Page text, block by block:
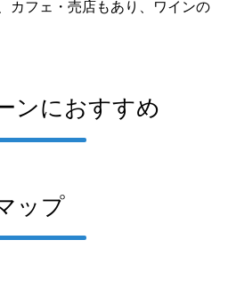
カフェ・売店もあり、ワインの
ンにおすすめ
ップ